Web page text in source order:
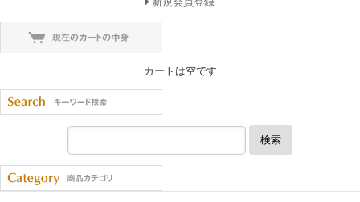
カートは空です
検索